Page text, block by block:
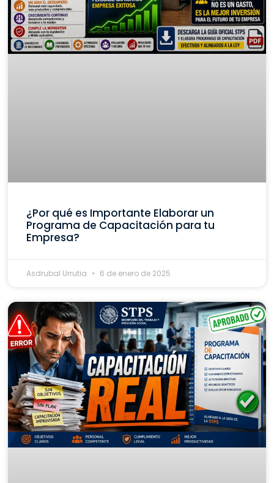
¿Por qué es Importante Elaborar un
Programa de Capacitación para tu
Empresa?
Asdrubal Urrutia 6 de enero de 2025